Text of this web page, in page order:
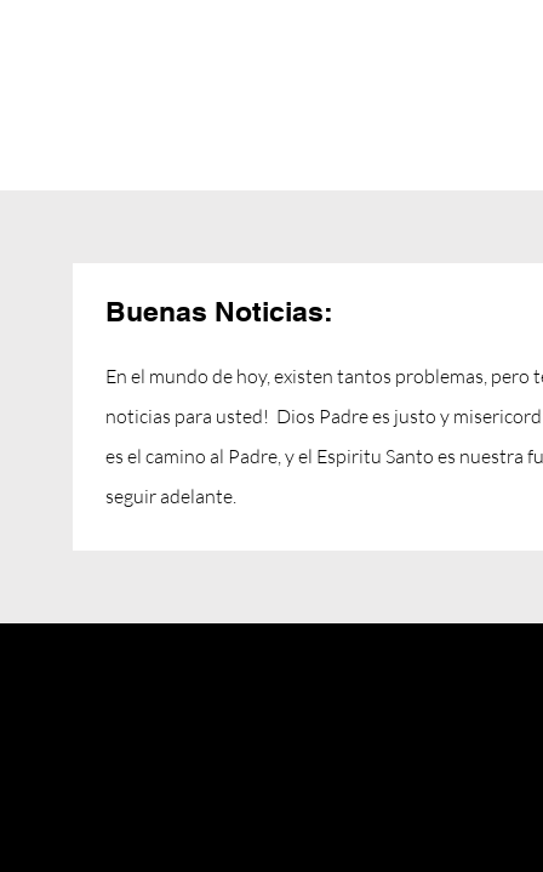
Buenas Noticias:
En el mundo de hoy, existen tantos problemas, pero
noticias para usted! Dios Padre es justo y
es el camino al Padre, y el Espiritu Santo es nuestra
seguir adelante.